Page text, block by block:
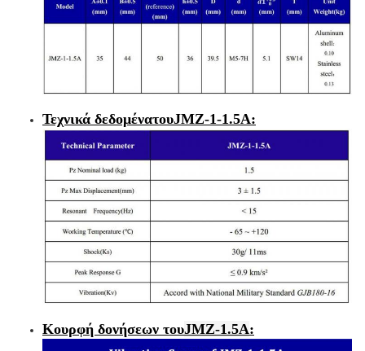
Τεχνικά δεδομένατουJMZ-1-1.5A:
Κουρφή δονήσεων τουJMZ-1.5A: